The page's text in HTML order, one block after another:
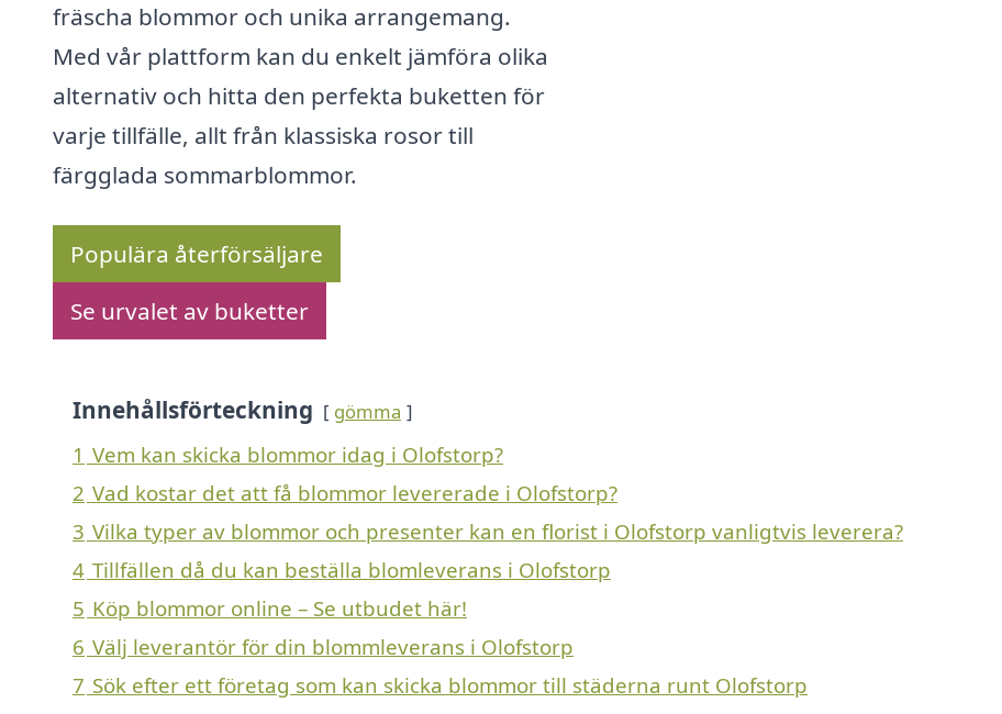
fräscha blommor och unika arrangemang.
Med vår plattform kan du enkelt jämföra olika
alternativ och hitta den perfekta buketten för
varje tillfälle, allt från klassiska rosor till
färgglada sommarblommor.
Populära återförsäljare
Se urvalet av buketter
Innehållsförteckning gömma
1 Vem kan skicka blommor idag i Olofstorp?
2 Vad kostar det att få blommor levererade i Olofstorp?
3 Vilka typer av blommor och presenter kan en florist i Olofstorp vanligtvis leverera?
4 Tillfällen då du kan beställa blomleverans i Olofstorp
5 Köp blommor online – Se utbudet här!
6 Välj leverantör för din blommleverans i Olofstorp
7 Sök efter ett företag som kan skicka blommor till städerna runt Olofstorp